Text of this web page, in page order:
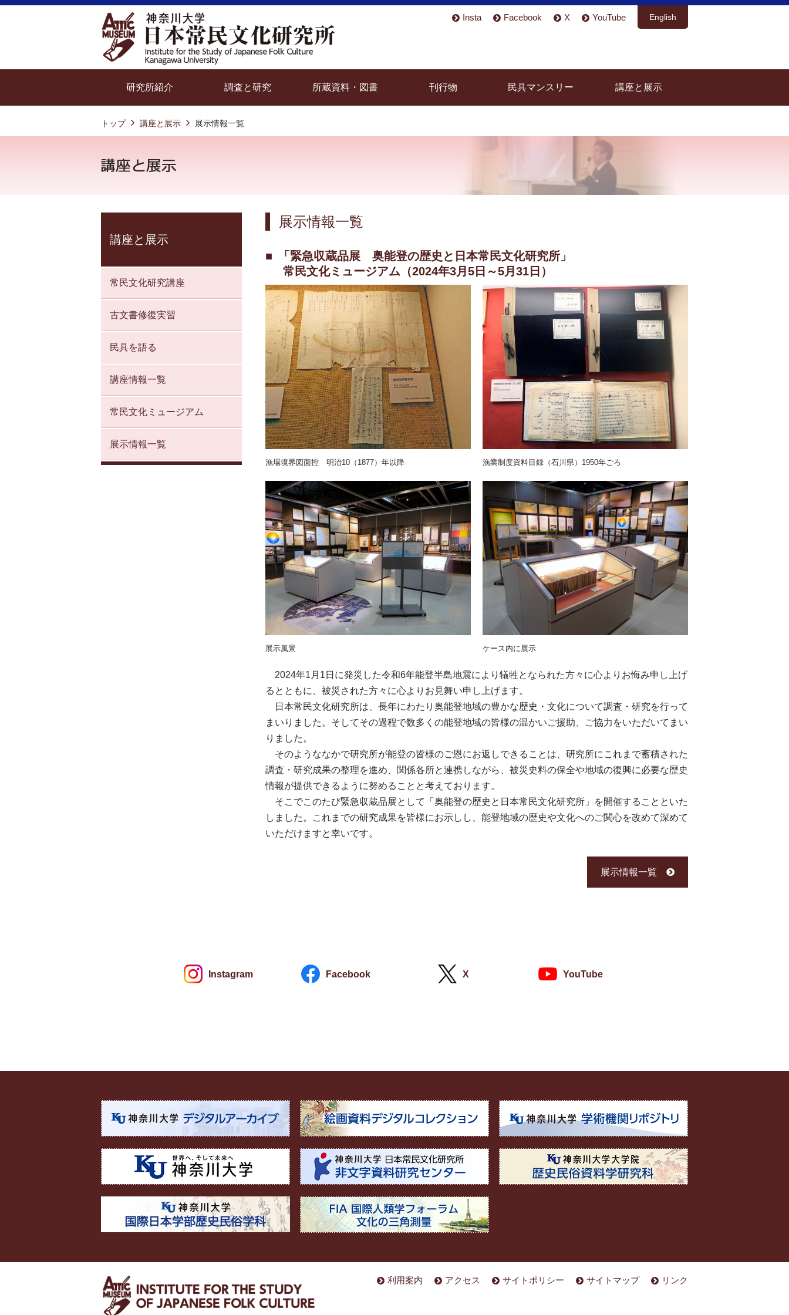
English
Insta Facebook X YouTube
研究所紹介 調査と研究 所蔵資料・図書 刊行物 民具マンスリー 講座と展示
トップ 講座と展示 展示情報一覧
展示情報一覧
「緊急収蔵品展 奥能登の歴史と日本常民文化研究所」
常民文化ミュージアム（2024年3月5日～5月31日）
漁場境界図面控 明治10（1877）年以降 漁業制度資料目録（石川県）1950年ごろ
展示風景 ケース内に展示
2024年1月1日に発災した令和6年能登半島地震により犠牲となられた方々に心よりお悔み申し上げ
るとともに、被災された方々に心よりお見舞い申し上げます。
日本常民文化研究所は、長年にわたり奥能登地域の豊かな歴史・文化について調査・研究を行って
まいりました。そしてその過程で数多くの能登地域の皆様の温かいご援助、ご協力をいただいてまい
りました。
そのようななかで研究所が能登の皆様のご恩にお返しできることは、研究所にこれまで蓄積された
調査・研究成果の整理を進め、関係各所と連携しながら、被災史料の保全や地域の復興に必要な歴史
情報が提供できるように努めることと考えております。
そこでこのたび緊急収蔵品展として「奥能登の歴史と日本常民文化研究所」を開催することといた
しました。これまでの研究成果を皆様にお示しし、能登地域の歴史や文化へのご関心を改めて深めて
いただけますと幸いです。
展示情報一覧
講座と展示
常民文化研究講座
古文書修復実習
民具を語る
講座情報一覧
常民文化ミュージアム
展示情報一覧
Instagram Facebook X YouTube
利用案内 アクセス サイトポリシー サイトマップ リンク